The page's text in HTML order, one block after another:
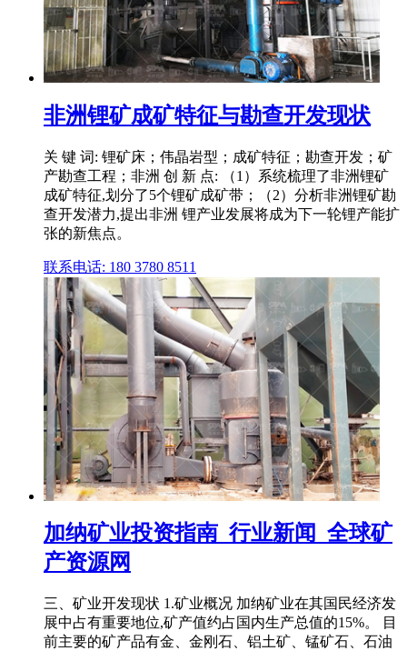
非洲锂矿成矿特征与勘查开发现状
关 键 词: 锂矿床；伟晶岩型；成矿特征；勘查开发；矿
产勘查工程；非洲 创 新 点: （1）系统梳理了非洲锂矿
成矿特征,划分了5个锂矿成矿带；（2）分析非洲锂矿勘
查开发潜力,提出非洲 锂产业发展将成为下一轮锂产能扩
张的新焦点。
联系电话: 180 3780 8511
加纳矿业投资指南_行业新闻_全球矿
产资源网
三、矿业开发现状 1.矿业概况 加纳矿业在其国民经济发
展中占有重要地位,矿产值约占国内生产总值的15%。 目
前主要的矿产品有金、金刚石、铝土矿、锰矿石、石油